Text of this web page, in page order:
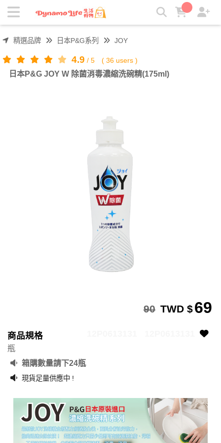
日本P&G JOY W 除菌消毒濃縮洗碗精(175ml) | 吸引力生活好
精選品牌 日本P&G系列 JOY
4.9 / 5 ( 36 users )
日本P&G JOY W 除菌消毒濃縮洗碗精(175ml)
69
TWD $
90
商品規格
瓶
箱購數量請下24瓶
現貨足量供應中 !